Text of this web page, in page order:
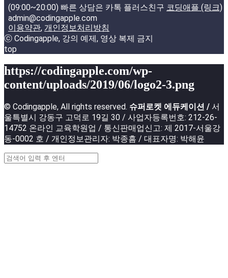
(09:00~20:00) 빠른 상담은 카톡 플러스친구 코딩애플 (링크)
admin@codingapple.com
이용약관, 개인정보처리방침
ⓒ Codingapple, 강의 예제, 영상 복제 금지
top
https://codingapple.com/wp-
content/uploads/2019/06/logo2-3.png
© Codingapple, All rights reserved. 슈퍼로켓 에듀케이션 / 서
울특별시 강동구 고덕로 19길 30 / 사업자등록번호: 212-26-
14752 온라인 교육학원업 / 통신판매업신고: 제 2017-서울강
동-0002 호 / 개인정보관리자: 박종흠 / 대표자명: 박해윤